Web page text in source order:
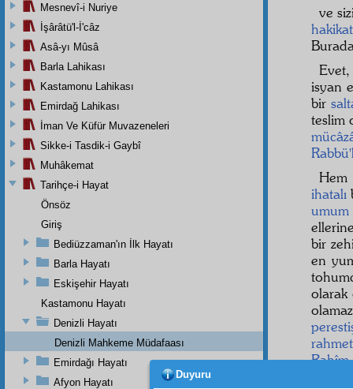
ve
hakikat
isyan
bir
teslim
Hem
ihatalı
umum
bir
en
olarak
rahmet
Rahîm
Mesnevî-i Nuriye
İşârâtü'l-İ'câz
Asâ-yı Mûsâ
Barla Lahikası
Kastamonu Lahikası
Emirdağ Lahikası
İman Ve Küfür Muvazeneleri
Sikke-i Tasdik-i Gaybî
Muhâkemat
Tarihçe-i Hayat
Önsöz
Giriş
Bediüzzaman'ın İlk Hayatı
Barla Hayatı
Eskişehir Hayatı
Kastamonu Hayatı
Denizli Hayatı
Denizli Mahkeme Müdafaası
Emirdağı Hayatı
Afyon Hayatı
Duyuru